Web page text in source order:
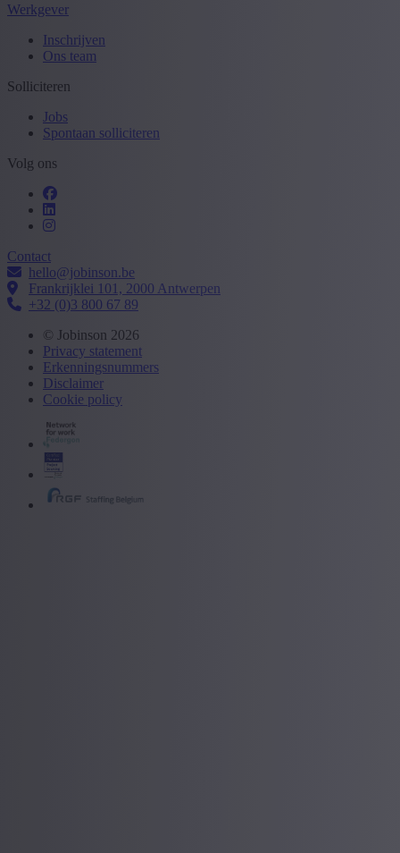
Werkgever
Inschrijven
Ons team
Solliciteren
Jobs
Spontaan solliciteren
Volg ons
Contact
hello@jobinson.be
Frankrijklei 101, 2000 Antwerpen
+32 (0)3 800 67 89
© Jobinson 2026
Privacy statement
Erkenningsnummers
Disclaimer
Cookie policy